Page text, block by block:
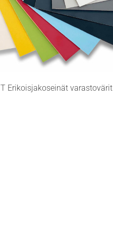
Erikoisjakoseinät varastovärit